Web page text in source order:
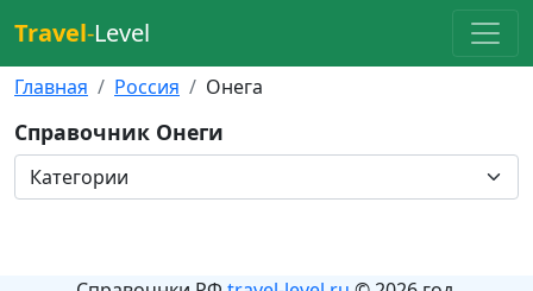
Travel-Level
Главная Россия Онега
Справочник Онеги